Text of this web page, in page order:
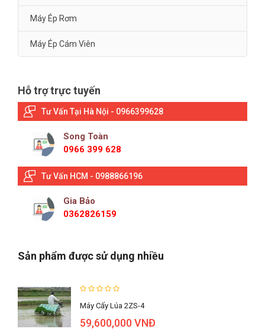
Máy Ép Rơm
Máy Ép Cám Viên
Hỗ trợ trực tuyến
Tư Vấn Tại Hà Nội - 0966399628
Song Toàn
0966 399 628
Tư Vấn HCM - 0988866196
Gia Bảo
0362826159
Sản phẩm được sử dụng nhiều
Máy Cấy Lúa 2ZS-4
59,600,000 VNĐ